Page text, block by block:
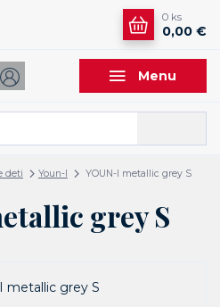
Menu
0 ks
0,00 €
deti Youn-I YOUN-I metallic grey S
grey S